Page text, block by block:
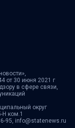
от 30 июня 2021 г
в сфере связи,
округ
Н ком.1
95, info@statenews.ru